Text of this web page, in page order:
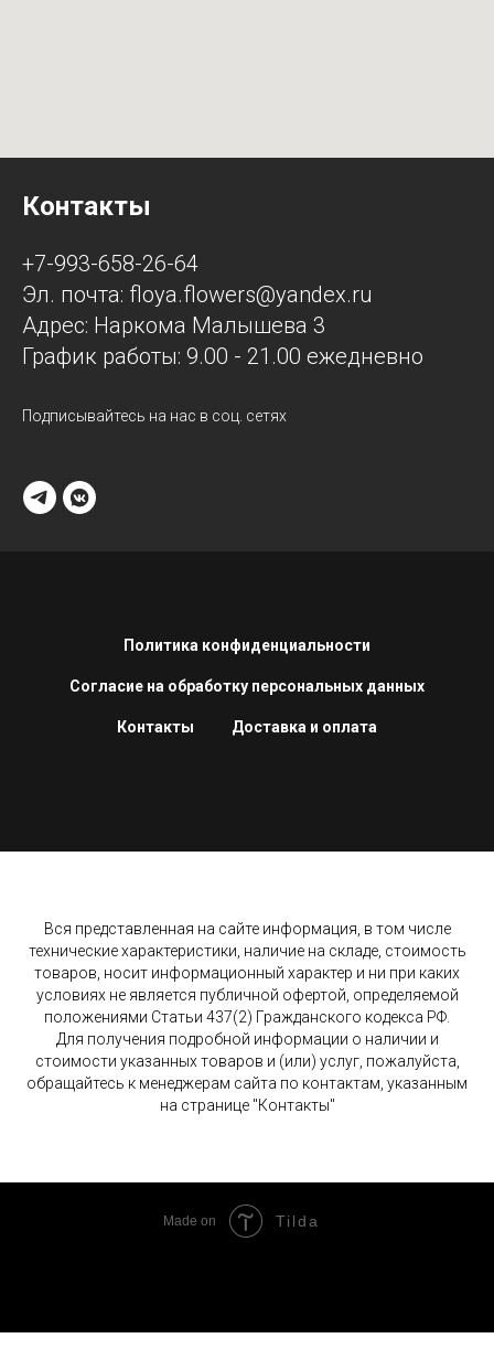
Контакты
+7-993-658-26-64
Эл. почта: floya.flowers@yandex.ru
Адрес: Наркома Малышева 3
График работы: 9.00 - 21.00 ежедневно
Подписывайтесь на нас в соц. сетях
Политика конфиденциальности
Согласие на обработку персональных данных
Контакты Доставка и оплата
Вся представленная на сайте информация, в том числе
технические характеристики, наличие на складе, стоимость
товаров, носит информационный характер и ни при каких
условиях не является публичной офертой, определяемой
положениями Статьи 437(2) Гражданского кодекса РФ.
Для получения подробной информации о наличии и
стоимости указанных товаров и (или) услуг, пожалуйста,
обращайтесь к менеджерам сайта по контактам, указанным
на странице "Контакты"
Made on Tilda